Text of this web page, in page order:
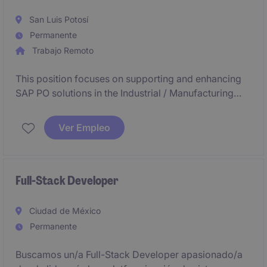
San Luis Potosí
Permanente
Trabajo Remoto
This position focuses on supporting and enhancing
SAP PO solutions in the Industrial / Manufacturing
Ver Empleo
Full-Stack Developer
Ciudad de México
Permanente
Buscamos un/a Full-Stack Developer apasionado/a